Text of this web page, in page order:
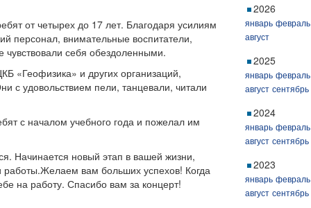
от четырех до 17 лет. Благодаря усилиям
персонал, внимательные воспитатели,
себя обездоленными.
«Геофизика» и других организаций,
с удовольствием пели, танцевали, читали
с началом учебного года и пожелал им
Начинается новый этап в вашей жизни,
вам больших успехов! Когда
на работу. Спасибо вам за концерт!
2026
январь февраль
август
2025
январь февраль
август сентябрь
2024
январь февраль
август сентябрь
2023
январь февраль
август сентябрь